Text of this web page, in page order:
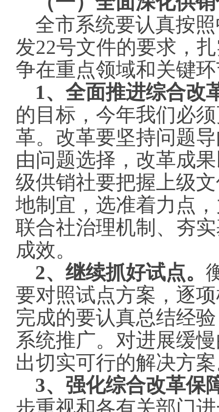
全市系统要认真按
发22号文件的要求，
争在重点领域和关键
1、全面推进综合改
的目标，今年我们必
革。改革要坚持问题
由问题选择，改革成
级供销社要把握上级
地制宜，选准着力点
联合社治理机制、夯
成效。
2、继续抓好试点。
要对照试点方案，逐
完成的要认真总结经
系统推广。对进展缓
出切实可行的解决方
3、强化综合改革保